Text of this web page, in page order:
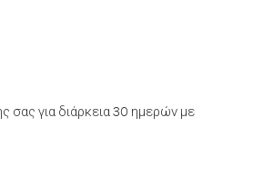
σας για διάρκεια 30 ημερών με